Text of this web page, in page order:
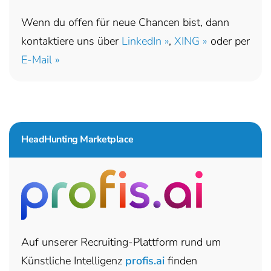
Wenn du offen für neue Chancen bist, dann
kontaktiere uns über LinkedIn », XING » oder per
E-Mail »
HeadHunting Marketplace
Auf unserer Recruiting-Plattform rund um
Künstliche Intelligenz profis.ai finden